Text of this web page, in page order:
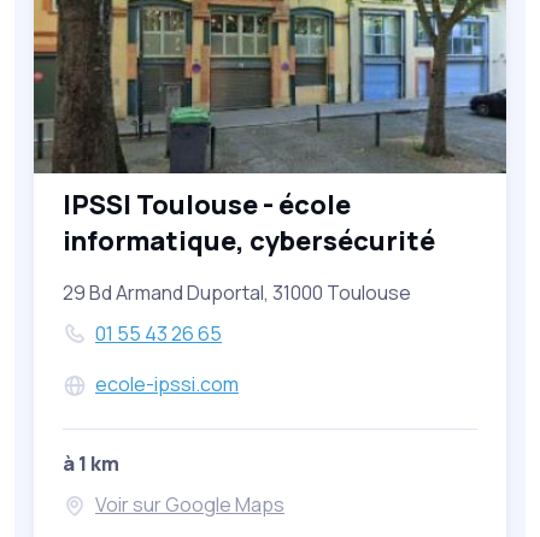
IPSSI Toulouse - école
informatique, cybersécurité
29 Bd Armand Duportal, 31000 Toulouse
01 55 43 26 65
ecole-ipssi.com
à 1 km
Voir sur Google Maps